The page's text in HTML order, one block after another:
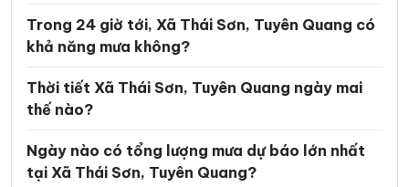
Xã Mậu Duệ Xã Mèo Vạc
Xã Minh Ngọc Xã Minh Quang
Xã Minh Sơn
Xã Nấm Dẩn Xã Nậm Dịch
Trong 24 giờ tới, Xã Thái Sơn, Tuyên Quang có
khả năng mưa không?
Thời tiết Xã Thái Sơn, Tuyên Quang ngày mai
thế nào?
Ngày nào có tổng lượng mưa dự báo lớn nhất
tại Xã Thái Sơn, Tuyên Quang?